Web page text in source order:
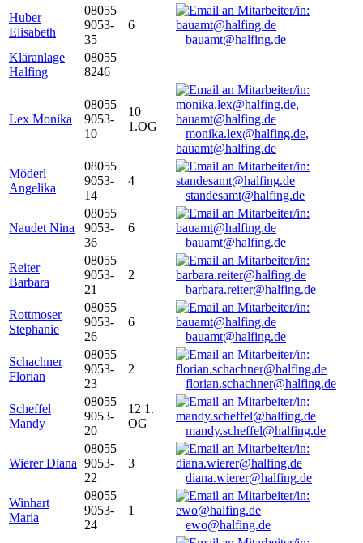
Huber
Elisabeth
08055
9053-
35
6
bauamt@halfing.de
Kläranlage
Halfing
08055
8246
Lex Monika
08055
9053-
10
10
1.OG
monika.lex@halfing.de,
bauamt@halfing.de
Möderl
Angelika
08055
9053-
14
4
standesamt@halfing.de
Naudet Nina
08055
9053-
36
6
bauamt@halfing.de
Reiter
Barbara
08055
9053-
21
2
barbara.reiter@halfing.de
Rottmoser
Stephanie
08055
9053-
26
6
bauamt@halfing.de
Schachner
Florian
08055
9053-
23
2
florian.schachner@halfing.de
Scheffel
Mandy
08055
9053-
20
12 1.
OG
mandy.scheffel@halfing.de
Wierer Diana
08055
9053-
22
3
diana.wierer@halfing.de
Winhart
Maria
08055
9053-
24
1
ewo@halfing.de